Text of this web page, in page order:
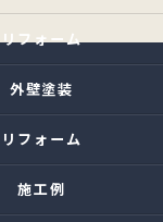
リフォーム
外壁塗装
リフォーム
施工例